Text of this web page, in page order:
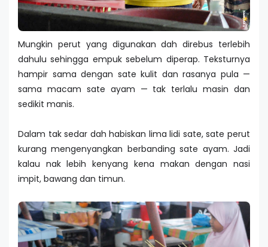
Mungkin perut yang digunakan dah direbus terlebih
dahulu sehingga empuk sebelum diperap. Teksturnya
hampir sama dengan sate kulit dan rasanya pula —
sama macam sate ayam — tak terlalu masin dan
sedikit manis.
Dalam tak sedar dah habiskan lima lidi sate, sate perut
kurang mengenyangkan berbanding sate ayam. Jadi
kalau nak lebih kenyang kena makan dengan nasi
impit, bawang dan timun.